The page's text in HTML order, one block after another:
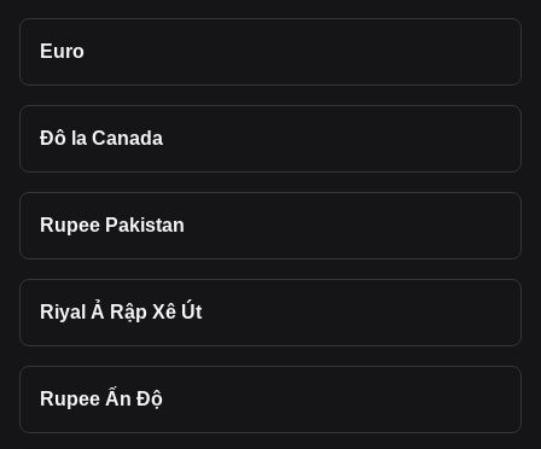
Euro
Đô la Canada
Rupee Pakistan
Riyal Ả Rập Xê Út
Rupee Ấn Độ